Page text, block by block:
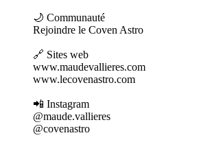
🌙 Communauté
⁠⁠⁠Rejoindre le Coven Astro⁠⁠⁠
🔗 Sites web
⁠⁠⁠www.maudevallieres.com⁠⁠⁠⁠⁠⁠⁠⁠
⁠⁠www.lecovenastro.com⁠⁠⁠
📲 Instagram⁠⁠⁠⁠⁠
⁠⁠@maude.vallieres⁠⁠⁠⁠⁠⁠⁠⁠
⁠⁠@covenastro⁠⁠⁠